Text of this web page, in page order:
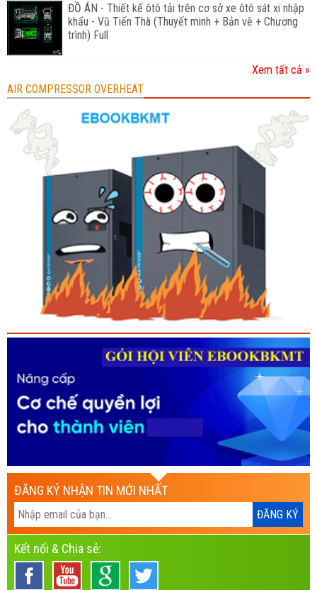
ĐỒ ÁN - Thiết kế ôtô tải trên cơ sở xe ôtô sát xi nhập
khẩu - Vũ Tiến Thà (Thuyết minh + Bản vẽ + Chương
trình) Full
Xem tất cả »
AIR COMPRESSOR OVERHEAT
ĐĂNG KÝ NHẬN TIN MỚI NHẤT
Kết nối & Chia sẻ: